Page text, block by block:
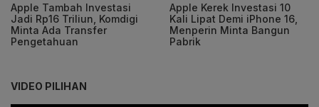
Apple Tambah Investasi
Jadi Rp16 Triliun, Komdigi
Minta Ada Transfer
Pengetahuan
Apple Kerek Investasi 10
Kali Lipat Demi iPhone 16,
Menperin Minta Bangun
Pabrik
VIDEO PILIHAN